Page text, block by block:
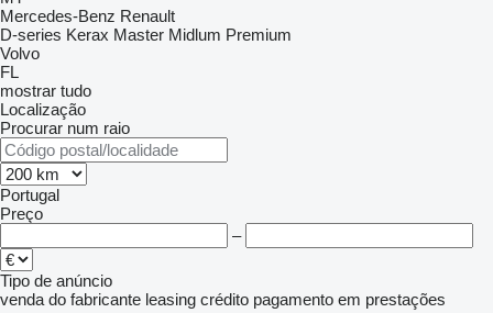
Mercedes-Benz Renault
D-series Kerax Master Midlum Premium
Volvo
FL
mostrar tudo
Localização
Procurar num raio
Portugal
Preço
–
Tipo de anúncio
venda do fabricante leasing crédito pagamento em prestações